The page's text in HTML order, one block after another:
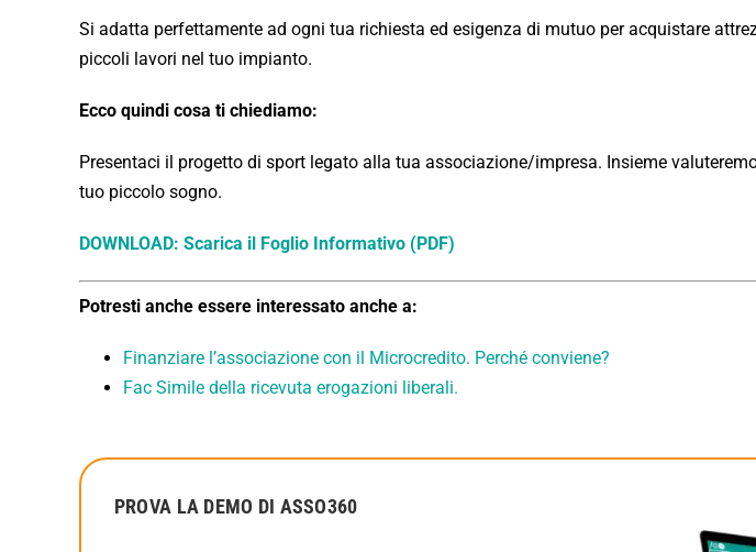
Si adatta perfettamente ad ogni tua richiesta ed esigenza di mutuo per acquistare
piccoli lavori nel tuo impianto.
Ecco quindi cosa ti chiediamo:
Presentaci il progetto di sport legato alla tua associazione/impresa. Insieme
tuo piccolo sogno.
DOWNLOAD: Scarica il Foglio Informativo (PDF)
Potresti anche essere interessato anche a:
Finanziare l’associazione con il Microcredito. Perché conviene?
Fac Simile della ricevuta erogazioni liberali.
PROVA LA DEMO DI ASSO360